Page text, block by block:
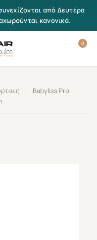
από Δευτέρα
κανονικά.
0
Babyliss Pro